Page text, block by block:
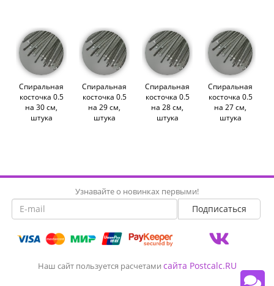
Спиральная
косточка 0.5
на 30 см,
штука
Спиральная
косточка 0.5
на 29 см,
штука
Спиральная
косточка 0.5
на 28 см,
штука
Спиральная
косточка 0.5
на 27 см,
штука
Узнавайте о новинках первыми!
Наш сайт пользуется расчетами сайта Postcalc.RU